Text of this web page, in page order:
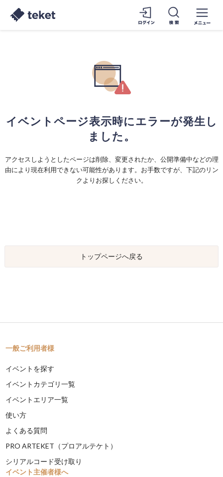
イベントページ表示時にエラーが発生し
ました。
アクセスしようとしたページは削除、変更されたか、公開準備中などの理
由により現在利用できない可能性があります。お手数ですが、下記のリン
クよりお探しください。
トップページへ戻る
一般ご利用者様
イベントを探す
イベントカテゴリ一覧
イベントエリア一覧
使い方
よくある質問
PRO ARTEKET（プロアルテケト）
シリアルコード受け取り
イベント主催者様へ